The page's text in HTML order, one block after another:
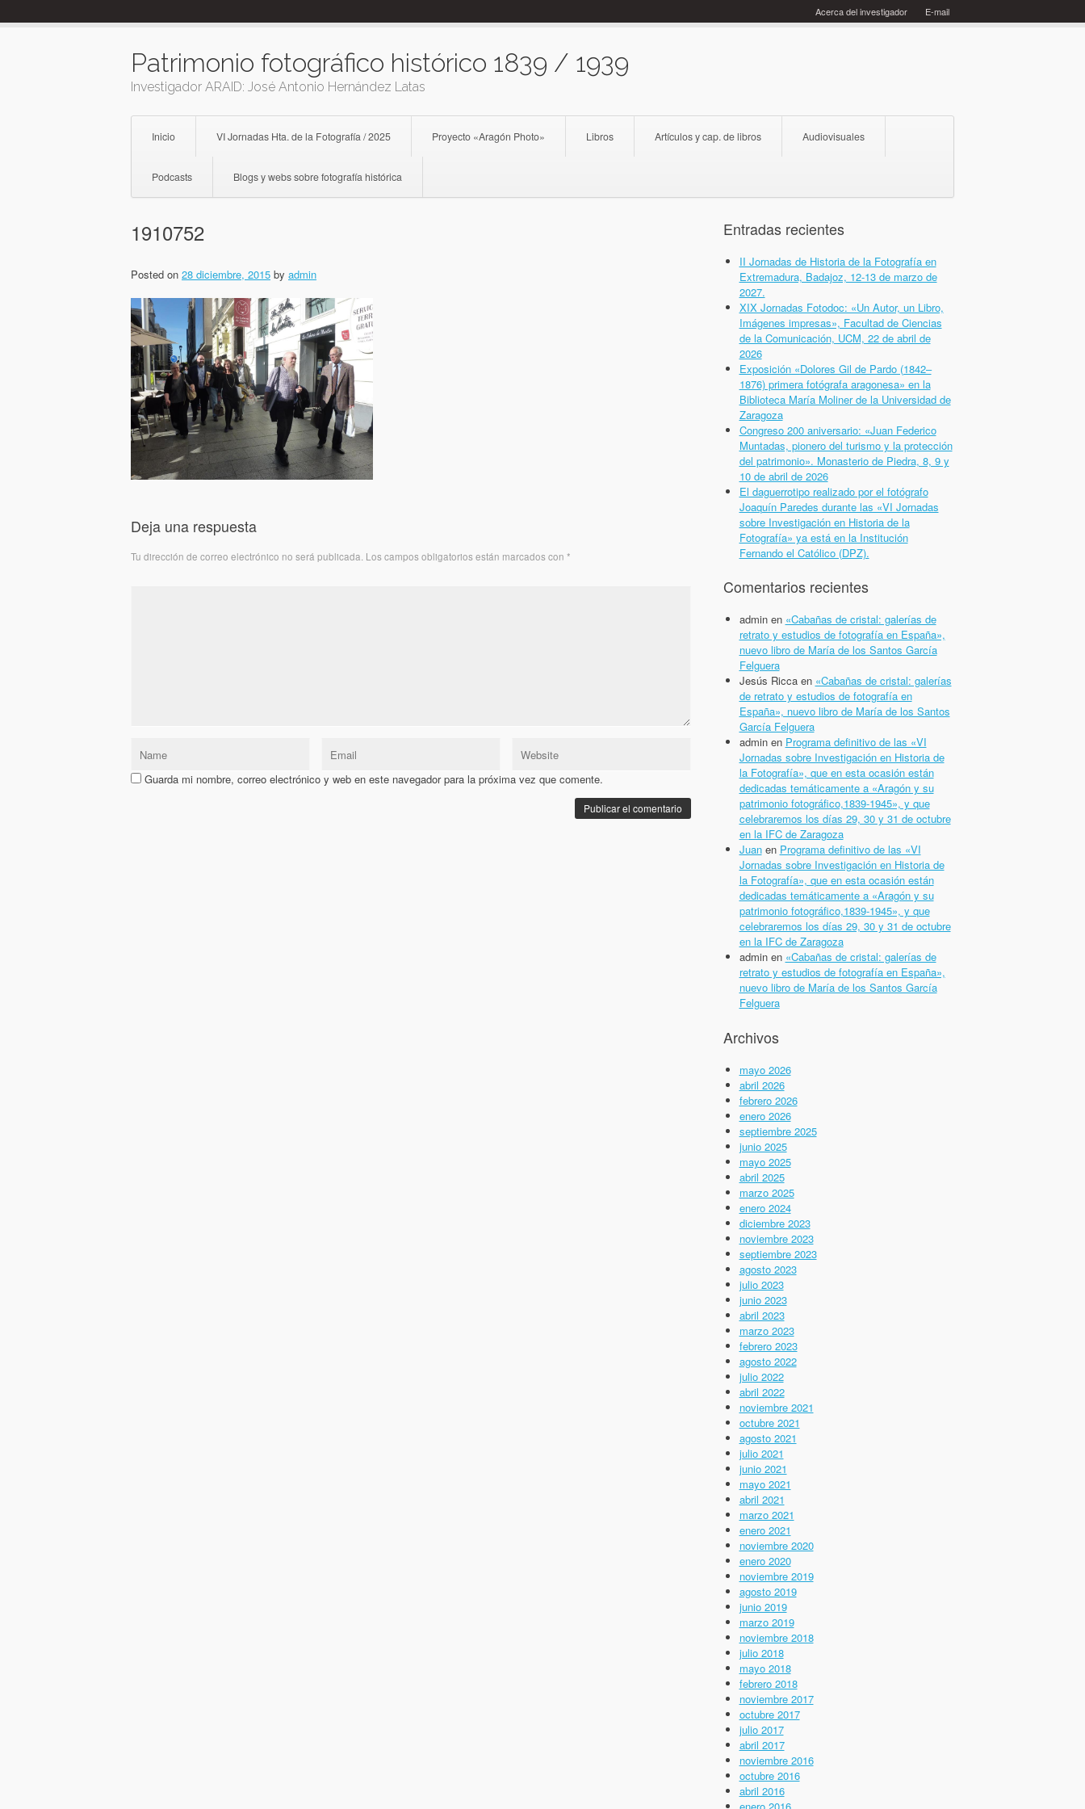
to
E-mail
Acerca del investigador
Patrimonio fotográfico histórico 1839 / 1939
Investigador ARAID: José Antonio Hernández Latas
Inicio VI Jornadas Hta. de la Fotografía / 2025 Proyecto «Aragón Photo» Libros Artículos y cap. de libros Audiovisuales
Podcasts Blogs y webs sobre fotografía histórica
1910752
Posted on 28 diciembre, 2015 by admin
Deja una respuesta
Tu dirección de correo electrónico no será publicada. Los campos obligatorios están marcados con *
Guarda mi nombre, correo electrónico y web en este navegador para la próxima vez que comente.
Entradas recientes
II Jornadas de Historia de la Fotografía en
Extremadura, Badajoz, 12-13 de marzo de
2027.
XIX Jornadas Fotodoc: «Un Autor, un Libro,
Imágenes impresas», Facultad de Ciencias
de la Comunicación, UCM, 22 de abril de
2026
Exposición «Dolores Gil de Pardo (1842–
1876) primera fotógrafa aragonesa» en la
Biblioteca María Moliner de la Universidad de
Zaragoza
Congreso 200 aniversario: «Juan Federico
Muntadas, pionero del turismo y la protección
del patrimonio». Monasterio de Piedra, 8, 9 y
10 de abril de 2026
El daguerrotipo realizado por el fotógrafo
Joaquín Paredes durante las «VI Jornadas
sobre Investigación en Historia de la
Fotografía» ya está en la Institución
Fernando el Católico (DPZ).
Comentarios recientes
adminen «Cabañas de cristal: galerías de
retrato y estudios de fotografía en España»,
nuevo libro de María de los Santos García
Felguera
Jesús Riccaen «Cabañas de cristal: galerías
de retrato y estudios de fotografía en
España», nuevo libro de María de los Santos
García Felguera
adminen Programa definitivo de las «VI
Jornadas sobre Investigación en Historia de
la Fotografía», que en esta ocasión están
dedicadas temáticamente a «Aragón y su
patrimonio fotográfico,1839-1945», y que
celebraremos los días 29, 30 y 31 de octubre
en la IFC de Zaragoza
Juanen Programa definitivo de las «VI
Jornadas sobre Investigación en Historia de
la Fotografía», que en esta ocasión están
dedicadas temáticamente a «Aragón y su
patrimonio fotográfico,1839-1945», y que
celebraremos los días 29, 30 y 31 de octubre
en la IFC de Zaragoza
adminen «Cabañas de cristal: galerías de
retrato y estudios de fotografía en España»,
nuevo libro de María de los Santos García
Felguera
Archivos
mayo 2026
abril 2026
febrero 2026
enero 2026
septiembre 2025
junio 2025
mayo 2025
abril 2025
marzo 2025
enero 2024
diciembre 2023
noviembre 2023
septiembre 2023
agosto 2023
julio 2023
junio 2023
abril 2023
marzo 2023
febrero 2023
agosto 2022
julio 2022
abril 2022
noviembre 2021
octubre 2021
agosto 2021
julio 2021
junio 2021
mayo 2021
abril 2021
marzo 2021
enero 2021
noviembre 2020
enero 2020
noviembre 2019
agosto 2019
junio 2019
marzo 2019
noviembre 2018
julio 2018
mayo 2018
febrero 2018
noviembre 2017
octubre 2017
julio 2017
abril 2017
noviembre 2016
octubre 2016
abril 2016
enero 2016